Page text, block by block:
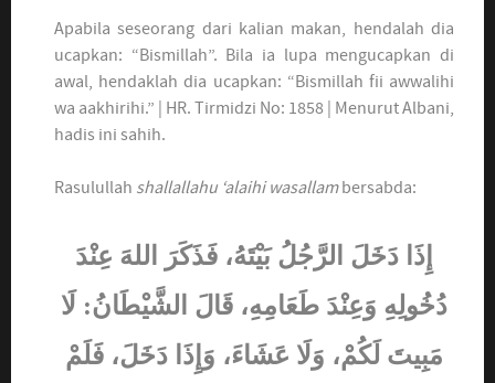
Apabila seseorang dari kalian makan, hendalah dia
ucapkan: “Bismillah”. Bila ia lupa mengucapkan di
awal, hendaklah dia ucapkan: “Bismillah fii awwalihi
wa aakhirihi.” | HR. Tirmidzi No: 1858 | Menurut Albani,
hadis ini sahih.
Rasulullah shallallahu ‘alaihi wasallambersabda:
إِذَا دَخَلَ الرَّجُلُ بَيْتَهُ، فَذَكَرَ اللهَ عِنْدَ
دُخُولِهِ وَعِنْدَ طَعَامِهِ، قَالَ الشَّيْطَانُ: لَا
مَبِيتَ لَكُمْ، وَلَا عَشَاءَ، وَإِذَا دَخَلَ، فَلَمْ